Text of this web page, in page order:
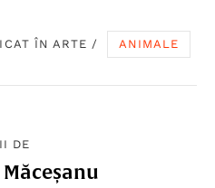
ÎN ARTE / ANIMALE
DE